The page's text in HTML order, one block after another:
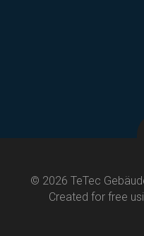
© 2026 TeTec
Created for free